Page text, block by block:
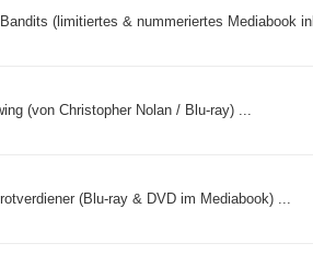
(limitiertes & nummeriertes Mediabook
(von Christopher Nolan / Blu-ray) ...
(Blu-ray & DVD im Mediabook) ...